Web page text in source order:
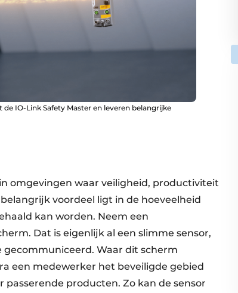
IO-Link Safety Master en leveren belangrijke
omgevingen waar veiligheid, productiviteit
voordeel ligt in de hoeveelheid
kan worden. Neem een
Dat is eigenlijk al een slimme sensor,
gecommuniceerd. Waar dit scherm
een medewerker het beveiligde gebied
producten. Zo kan de sensor